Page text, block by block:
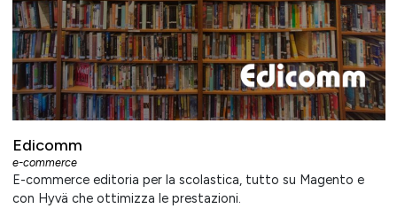
Edicomm
e-commerce
E-commerce editoria per la scolastica, tutto su Magento e
con Hyvä che ottimizza le prestazioni.